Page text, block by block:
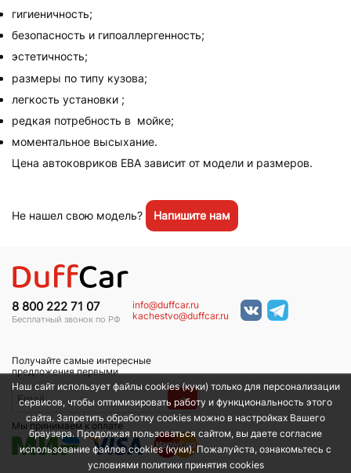
гигиеничность;
безопасность и гипоаллергенность;
эстетичность;
размеры по типу кузова;
легкость установки ;
редкая потребность в мойке;
моментальное высыхание.
Цена автоковриков ЕВА зависит от модели и размеров.
Не нашел свою модель? Напишите нам
8 800 222 71 07
Бесплатный звонок по РФ
info@duffcar.ru
kachestvo@duffcar.ru
Получайте самые интересные
предложения первыми
→
Мы принимаем к оплате
Наш сайт использует файлы cookies (куки) только для персонализации
сервисов, чтобы оптимизировать работу и функциональность этого
сайта. Запретить обработку cookies можно в настройках Вашего
браузера. Продолжая пользоваться сайтом, вы даете согласие
использование файлов cookies (куки). Пожалуйста, ознакомьтесь с
условиями политики принятия сookies